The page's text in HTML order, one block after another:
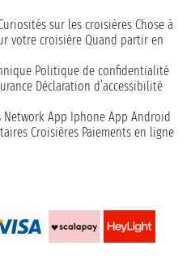
sur les croisières Chose à
votre croisière Quand partir en
Politique de confidentialité
Déclaration d’accessibilité
Network App Iphone App Android
Croisières Paiements en ligne